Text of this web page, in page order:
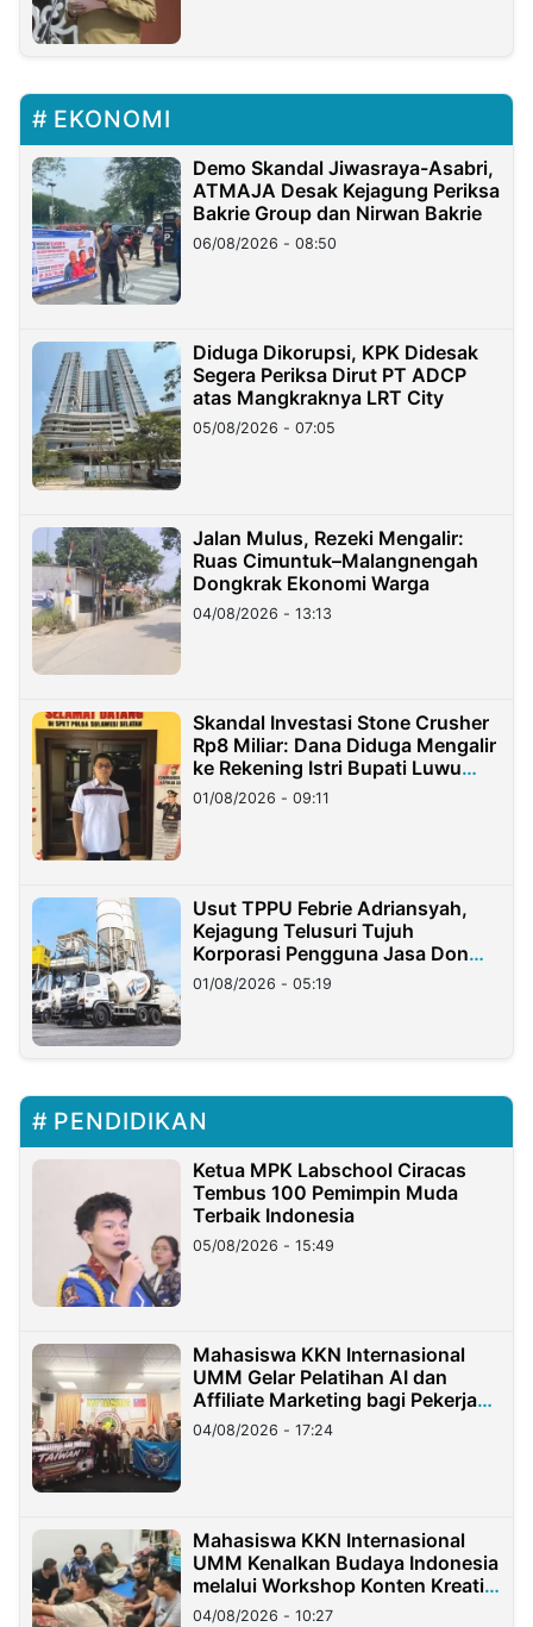
EKONOMI
Demo Skandal Jiwasraya-Asabri,
ATMAJA Desak Kejagung Periksa
Bakrie Group dan Nirwan Bakrie
06/08/2026 - 08:50
Diduga Dikorupsi, KPK Didesak
Segera Periksa Dirut PT ADCP
atas Mangkraknya LRT City
05/08/2026 - 07:05
Jalan Mulus, Rezeki Mengalir:
Ruas Cimuntuk–Malangnengah
Dongkrak Ekonomi Warga
04/08/2026 - 13:13
Skandal Investasi Stone Crusher
Rp8 Miliar: Dana Diduga Mengalir
ke Rekening Istri Bupati Luwu
Timur
01/08/2026 - 09:11
Usut TPPU Febrie Adriansyah,
Kejagung Telusuri Tujuh
Korporasi Pengguna Jasa Don
Ritto
01/08/2026 - 05:19
PENDIDIKAN
Ketua MPK Labschool Ciracas
Tembus 100 Pemimpin Muda
Terbaik Indonesia
05/08/2026 - 15:49
Mahasiswa KKN Internasional
UMM Gelar Pelatihan AI dan
Affiliate Marketing bagi Pekerja
Migran Indonesia di Taiwan
04/08/2026 - 17:24
Mahasiswa KKN Internasional
UMM Kenalkan Budaya Indonesia
melalui Workshop Konten Kreatif
di Taiwan
04/08/2026 - 10:27